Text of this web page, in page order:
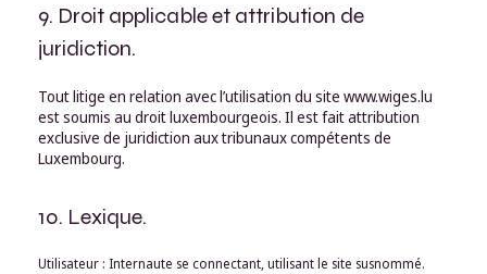
9. Droit applicable et attribution de
juridiction.
Tout litige en relation avec l’utilisation du site www.wiges.lu
est soumis au droit luxembourgeois. Il est fait attribution
exclusive de juridiction aux tribunaux compétents de
Luxembourg.
10. Lexique.
Utilisateur : Internaute se connectant, utilisant le site susnommé.